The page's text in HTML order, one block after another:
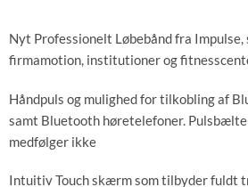
Nyt Professionelt Løbebånd fra
firmamotion, institutioner og
Håndpuls og mulighed for tilkobling af
samt Bluetooth høretelefoner.
medfølger ikke
Intuitiv Touch skærm som tilbyder fuldt